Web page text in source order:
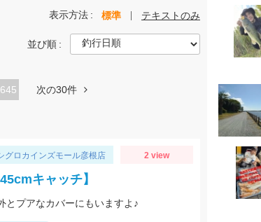
表示方法 標準 テキストのみ
並び順
645 次の30件
グロカインズモール彦根店 2 view
キャッチ】
とプアなカバーにもいますよ♪